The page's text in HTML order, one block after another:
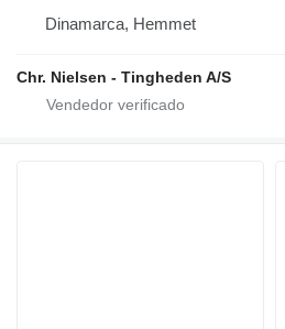
Dinamarca, Hemmet
Chr. Nielsen - Tingheden A/S